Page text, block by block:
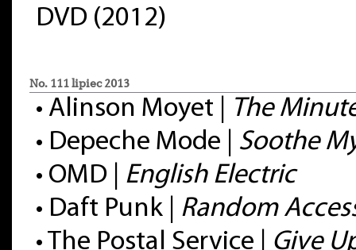
DVD (2012)
No. 111 lipiec 2013
• Alinson Moyet |
The
• Depeche Mode | Soothe
• OMD | English Electric
• Daft Punk | Random
• The Postal Service | Give